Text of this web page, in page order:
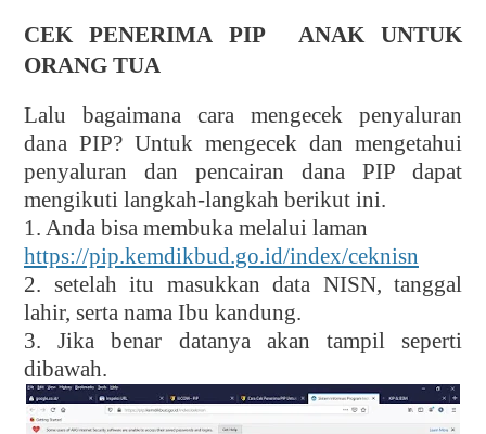
CEK PENERIMA PIP
ANAK UNTUK
ORANG TUA
Lalu bagaimana cara mengecek penyaluran
dana PIP? Untuk mengecek dan mengetahui
penyaluran dan pencairan dana PIP dapat
mengikuti langkah-langkah berikut ini.
1. Anda bisa membuka melalui laman
https://pip.kemdikbud.go.id/index/ceknisn
2. setelah itu masukkan data NISN, tanggal
lahir, serta nama Ibu kandung.
3. Jika benar datanya akan tampil seperti
dibawah.